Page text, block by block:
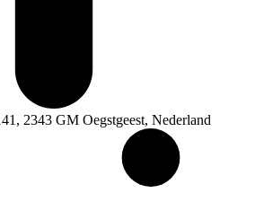
2343 GM Oegstgeest, Nederland